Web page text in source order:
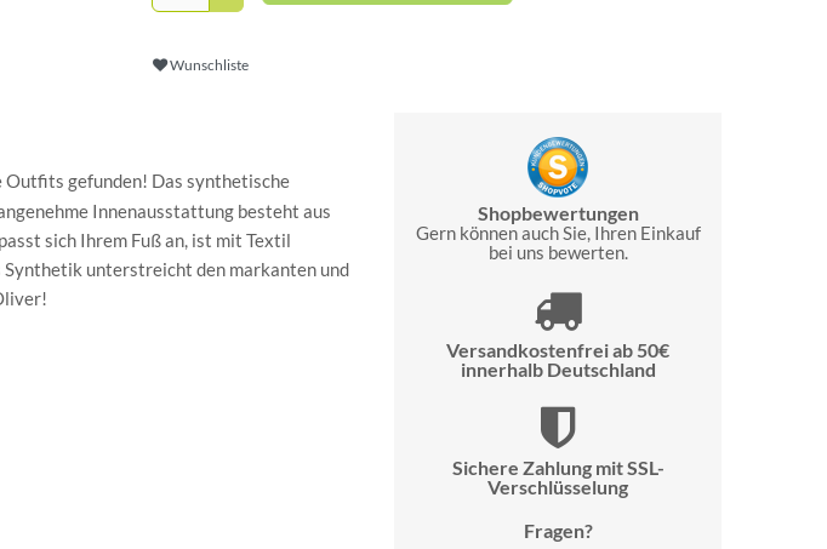
Wunschliste
gefunden! Das synthetische
Innenausstattung besteht aus
sich Ihrem Fuß an, ist mit Textil
Synthetik unterstreicht den markanten und
Shopbewertungen
Gern können auch Sie, Ihren Einkauf
bei uns bewerten.
Versandkostenfrei ab 50€
innerhalb Deutschland
Sichere Zahlung mit SSL-
Verschlüsselung
Fragen?